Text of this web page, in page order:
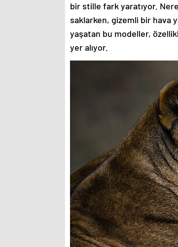
bir stille fark yaratıyor.
saklarken, gizemli bir hava
yaşatan bu modeller,
yer alıyor.